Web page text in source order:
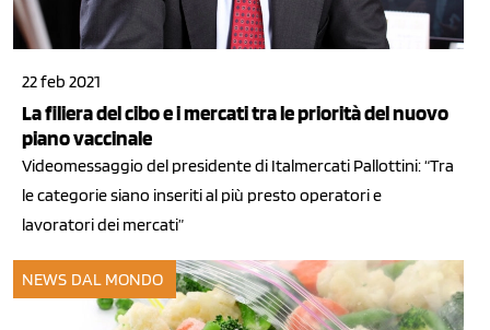
22 feb 2021
La filiera del cibo e i mercati tra le priorità del nuovo
piano vaccinale
Videomessaggio del presidente di Italmercati Pallottini: “Tra
le categorie siano inseriti al più presto operatori e
lavoratori dei mercati”
NEWS DAL MONDO